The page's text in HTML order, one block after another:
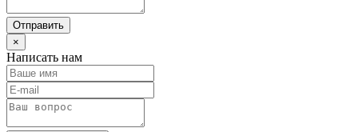
Отправить
×
Написать нам